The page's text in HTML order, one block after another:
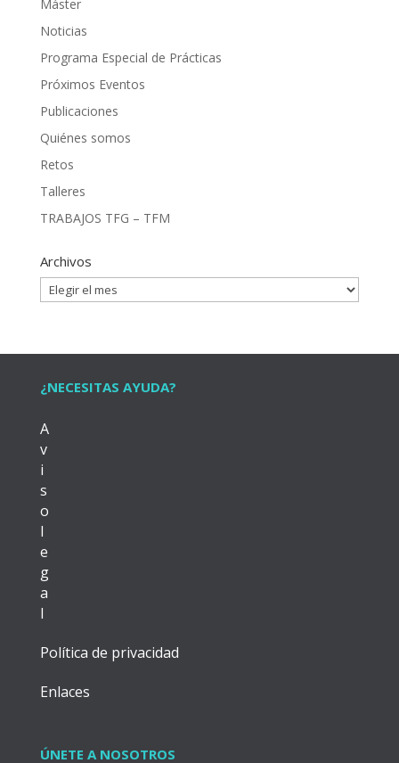
Máster
Noticias
Programa Especial de Prácticas
Próximos Eventos
Publicaciones
Quiénes somos
Retos
Talleres
TRABAJOS TFG – TFM
Archivos
Archivos
¿NECESITAS AYUDA?
A
v
i
s
o
l
e
g
a
l
Política de privacidad
Enlaces
ÚNETE A NOSOTROS